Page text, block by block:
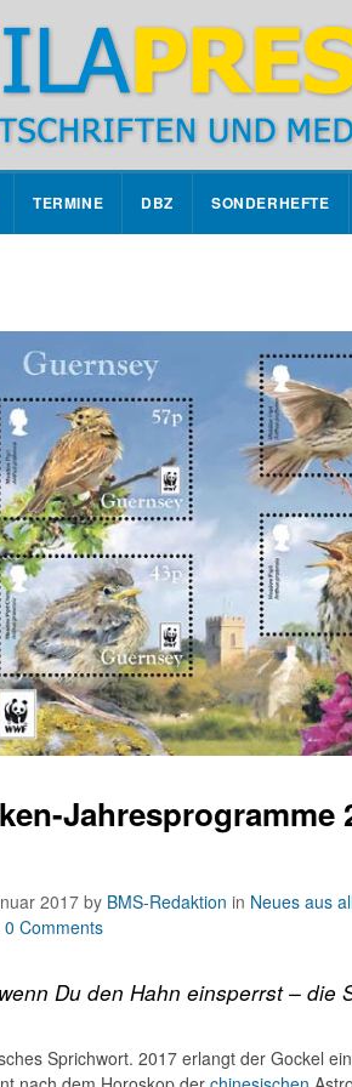
TERMINE DBZ SONDERHEFTE
Jahresprogramme
2017 by BMS-Redaktion in Neues aus
0 Comments
Du den Hahn einsperrst – die
Sprichwort. 2017 erlangt der Gockel